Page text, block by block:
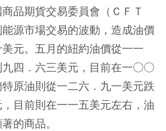
品期貨交易委員會（ＣＦＴ
源市場交易的波動，造成油價
元。五月的紐約油價從一一
九四．六三美元，目前在一○○
原油則從一二六．九一美元跌
目前則在一一五美元左右，油
的商品。